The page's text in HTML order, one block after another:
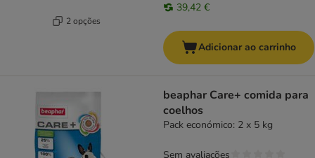
2 opções
39,42 €
Adicionar ao carrinho
beaphar Care+ comida para
coelhos
Pack económico: 2 x 5 kg
Sem avaliações